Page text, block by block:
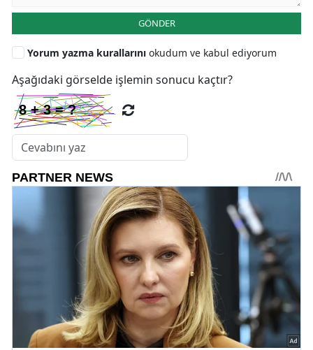
GÖNDER
Yorum yazma kurallarını okudum ve kabul ediyorum
Aşağıdaki görselde işlemin sonucu kaçtır?